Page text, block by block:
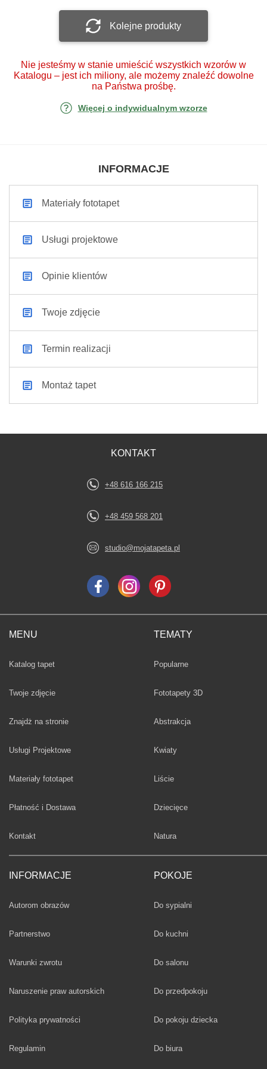
Kolejne produkty
Nie jesteśmy w stanie umieścić wszystkich wzorów w
Katalogu – jest ich miliony, ale możemy znaleźć dowolne
na Państwa prośbę.
Więcej o indywidualnym wzorze
INFORMACJE
Materiały fototapet
Usługi projektowe
Opinie klientów
Twoje zdjęcie
Termin realizacji
Montaż tapet
MENU
Katalog tapet
Twoje zdjęcie
Znajdż na stronie
Usługi Projektowe
Materiały fototapet
Płatność i Dostawa
Kontakt
INFORMACJE
Autorom obrazów
Partnerstwo
Warunki zwrotu
Naruszenie praw autorskich
Polityka prywatności
Regulamin
TEMATY
Fototapety
Popularne
Fototapety 3D
Fototapety
Abstrakcja
Fototapety
Kwiaty
Fototapety
Liście
Fototapety
Dziecięce
Fototapety
Natura
POKOJE
Fototapety
Do sypialni
Fototapety
Do kuchni
Fototapety
Do salonu
Fototapety
Do przedpokoju
Fototapety
Do pokoju dziecka
Fototapety
Do biura
KONTAKT
+48 616 166 215
+48 459 568 201
studio@mojatapeta.pl